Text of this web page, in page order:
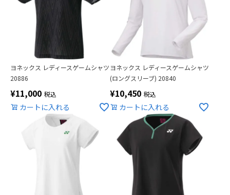
ヨネックス レディースゲームシャツ
20886
¥11,000 税込
カートに入れる
ヨネックス レディースゲームシャツ
(ロングスリーブ) 20840
¥10,450 税込
カートに入れる